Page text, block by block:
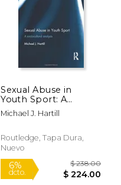
Sexual Abuse in
Youth Sport: A
sociocultural analysis
(Routledge Research
Society)
Michael J. Hartill
Routledge, Tapa Dura,
Nuevo